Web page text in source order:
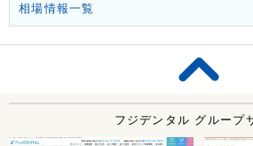
相場情報一覧
フジデンタル グループ